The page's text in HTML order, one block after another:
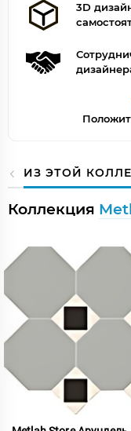
3D
ИЗ ЭТОЙ
Коллекция